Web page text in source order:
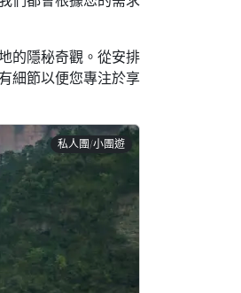
的隱秘奇觀。從安排
細節以便您專注於享
私人團/小團遊